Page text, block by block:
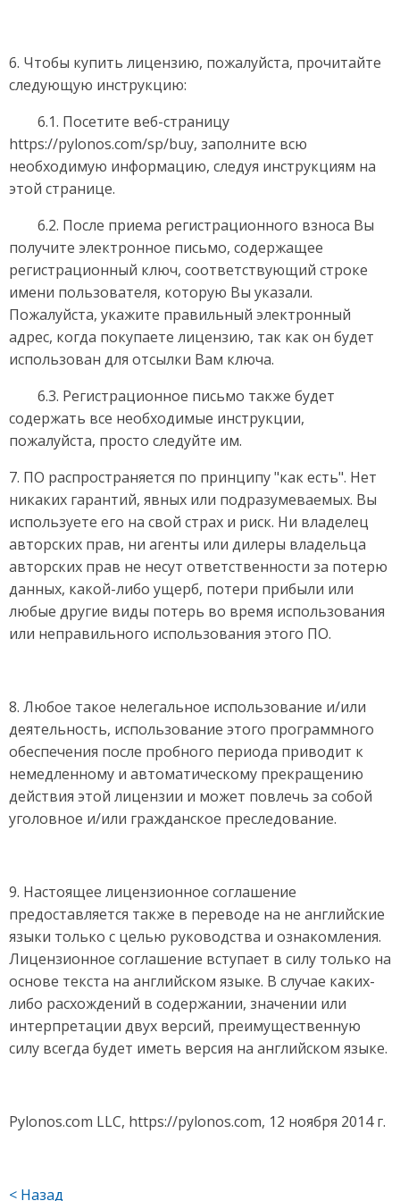
6. Чтобы купить лицензию, пожалуйста, прочитайте
следующую инструкцию:
6.1. Посетите веб-страницу
https://pylonos.com/sp/buy, заполните всю
необходимую информацию, следуя инструкциям на
этой странице.
6.2. После приема регистрационного взноса Вы
получите электронное письмо, содержащее
регистрационный ключ, соответствующий строке
имени пользователя, которую Вы указали.
Пожалуйста, укажите правильный электронный
адрес, когда покупаете лицензию, так как он будет
использован для отсылки Вам ключа.
6.3. Регистрационное письмо также будет
содержать все необходимые инструкции,
пожалуйста, просто следуйте им.
7. ПО распространяется по принципу "как есть". Нет
никаких гарантий, явных или подразумеваемых. Вы
используете его на свой страх и риск. Ни владелец
авторских прав, ни агенты или дилеры владельца
авторских прав не несут ответственности за потерю
данных, какой-либо ущерб, потери прибыли или
любые другие виды потерь во время использования
или неправильного использования этого ПО.
8. Любое такое нелегальное использование и/или
деятельность, использование этого программного
обеспечения после пробного периода приводит к
немедленному и автоматическому прекращению
действия этой лицензии и может повлечь за собой
уголовное и/или гражданское преследование.
9. Настоящее лицензионное соглашение
предоставляется также в переводе на не английские
языки только с целью руководства и ознакомления.
Лицензионное соглашение вступает в силу только на
основе текста на английском языке. В случае каких-
либо расхождений в содержании, значении или
интерпретации двух версий, преимущественную
силу всегда будет иметь версия на английском языке.
Pylonos.com LLC, https://pylonos.com, 12 ноября 2014 г.
< Назад